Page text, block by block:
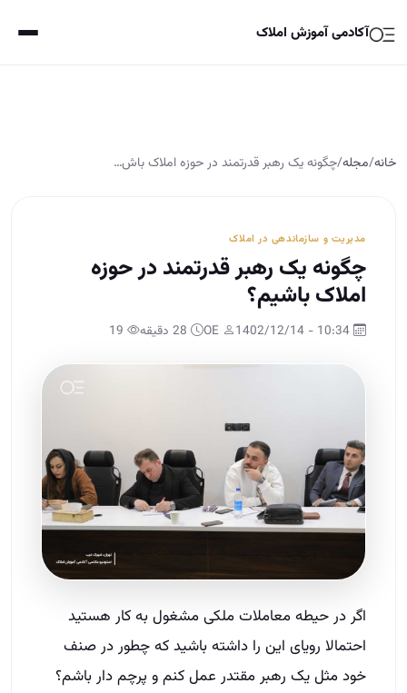
آکادمی آموزش املاک
خانه/مجله/چگونه یک رهبر قدرتمند در حوزه املاک باش…
مدیریت و سازماندهی در املاک
چگونه یک رهبر قدرتمند در حوزه
املاک باشیم؟
اگر در حیطه معاملات ملکی مشغول به کار هستید
احتمالا رویای این را داشته باشید که چطور در صنف
خود مثل یک رهبر مقتدر عمل کنم و پرچم دار باشم؟